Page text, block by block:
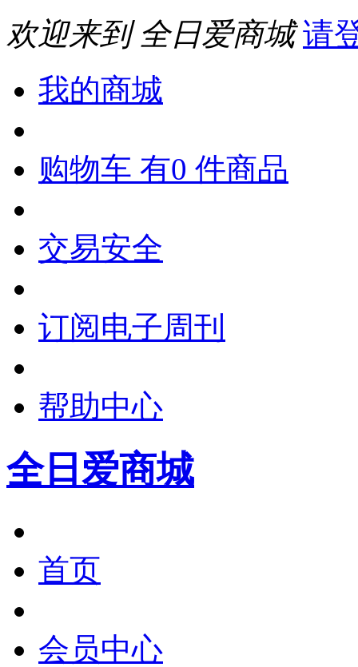
欢迎来到 全日爱商城 请
我的商城
购物车 有0 件商品
交易安全
订阅电子周刊
帮助中心
全日爱商城
首页
会员中心